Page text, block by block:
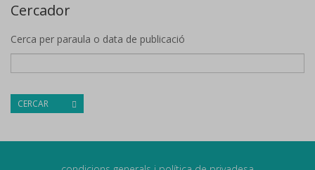
Cercador
Cerca per paraula o data de publicació
CERCAR